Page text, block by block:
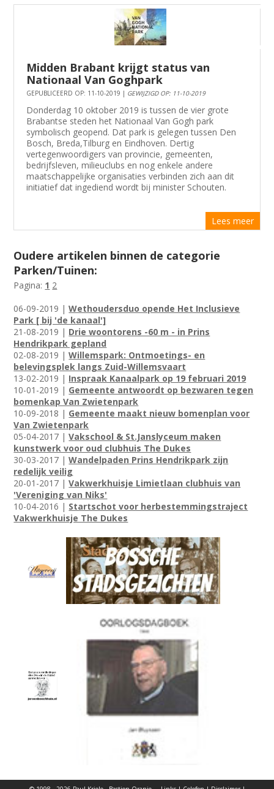
Midden Brabant krijgt status van
Nationaal Van Goghpark
GEPUBLICEERD OP: 11-10-2019 | GEWIJZIGD OP: 11-10-2019
Donderdag 10 oktober 2019 is tussen de vier grote
Brabantse steden het Nationaal Van Gogh park
symbolisch geopend. Dat park is gelegen tussen Den
Bosch, Breda,Tilburg en Eindhoven. Dertig
vertegenwoordigers van provincie, gemeenten,
bedrijfsleven, milieuclubs en nog enkele andere
maatschappelijke organisaties verbinden zich aan dit
initiatief dat ingediend wordt bij minister Schouten.
Lees meer
Oudere artikelen binnen de categorie
Parken/Tuinen:
Pagina: 1 2
06-09-2019 |Wethoudersduo opende Het Inclusieve
Park [ bij 'de kanaal']
21-08-2019 | Drie woontorens -60 m - in Prins
Hendrikpark gepland
02-08-2019 |Willemspark: Ontmoetings- en
belevingsplek langs Zuid-Willemsvaart
13-02-2019 | Inspraak Kanaalpark op 19 februari 2019
10-01-2019 | Gemeente antwoordt op bezwaren tegen
bomenkap Van Zwietenpark
10-09-2018 | Gemeente maakt nieuw bomenplan voor
Van Zwietenpark
05-04-2017 |Vakschool & St.Janslyceum maken
kunstwerk voor oud clubhuis The Dukes
30-03-2017 |Wandelpaden Prins Hendrikpark zijn
redelijk veilig
20-01-2017 |Vakwerkhuisje Limietlaan clubhuis van
'Vereniging van Niks'
10-04-2016 | Startschot voor herbestemmingstraject
Vakwerkhuisje The Dukes